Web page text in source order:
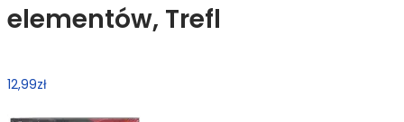
elementów, Trefl
12,99zł